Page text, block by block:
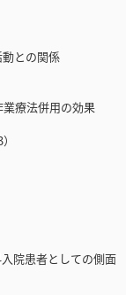
との関係
療法併用の効果
院患者としての側面